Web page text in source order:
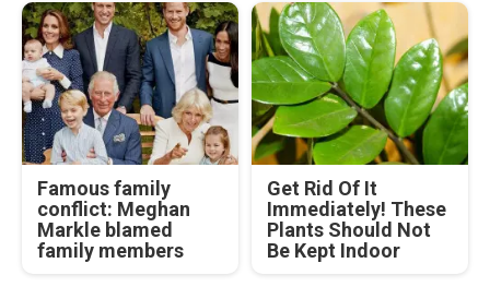
Famous family
conflict: Meghan
Markle blamed
family members
Get Rid Of It
Immediately! These
Plants Should Not
Be Kept Indoor